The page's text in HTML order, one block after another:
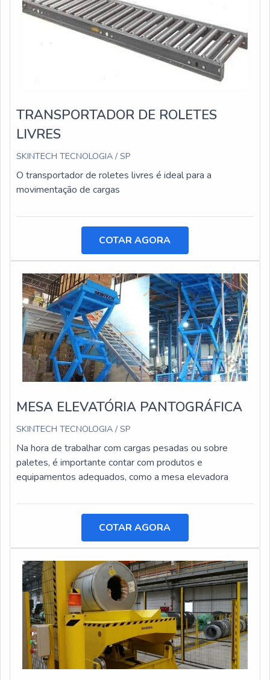
TRANSPORTADOR DE ROLETES
LIVRES
SKINTECH TECNOLOGIA / SP
O transportador de roletes livres é ideal para a
movimentação de cargas
COTAR AGORA
MESA ELEVATÓRIA PANTOGRÁFICA
SKINTECH TECNOLOGIA / SP
Na hora de trabalhar com cargas pesadas ou sobre
paletes, é importante contar com produtos e
equipamentos adequados, como a mesa elevadora
COTAR AGORA